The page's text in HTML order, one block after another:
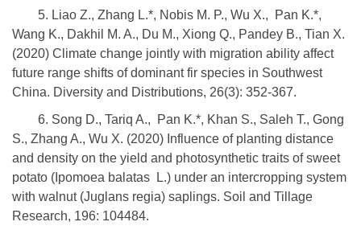
5. Liao Z., Zhang L.*, Nobis M. P., Wu X., Pan K.*,
Wang K., Dakhil M. A., Du M., Xiong Q., Pandey B., Tian X.
(2020) Climate change jointly with migration ability affect
future range shifts of dominant fir species in Southwest
China. Diversity and Distributions, 26(3): 352-367.
6. Song D., Tariq A., Pan K.*, Khan S., Saleh T., Gong
S., Zhang A., Wu X. (2020) Influence of planting distance
and density on the yield and photosynthetic traits of sweet
potato (Ipomoea balatas L.) under an intercropping system
with walnut (Juglans regia) saplings. Soil and Tillage
Research, 196: 104484.